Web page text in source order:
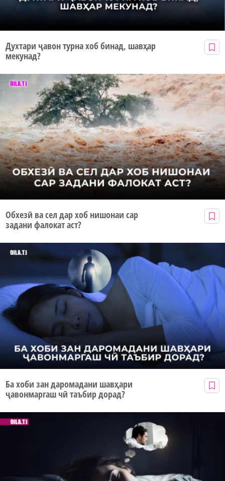
Духтари ҷавон турна хоб бинад, шавҳар
мекунад?
Обхезӣ ва сел дар хоб нишонаи сар
задани фалокат аст?
Ба хоби зан даромадани шавҳари
ҷавонмаргаш чӣ таъбир дорад?